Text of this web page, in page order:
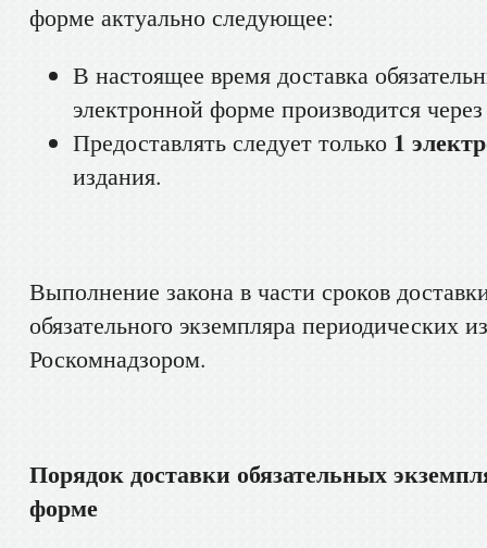
форме актуально следующее:
В настоящее время доставка
электронной форме производится
Предоставлять следует только 1
издания.
Выполнение закона в части сроков
обязательного экземпляра периодических
Роскомнадзором.
Порядок доставки обязательных
форме